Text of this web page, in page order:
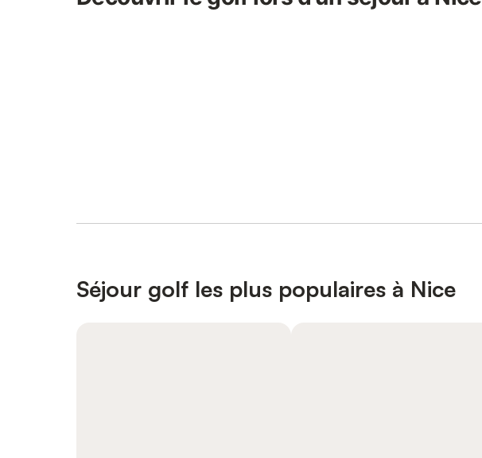
Séjour golf les plus populaires à Nice